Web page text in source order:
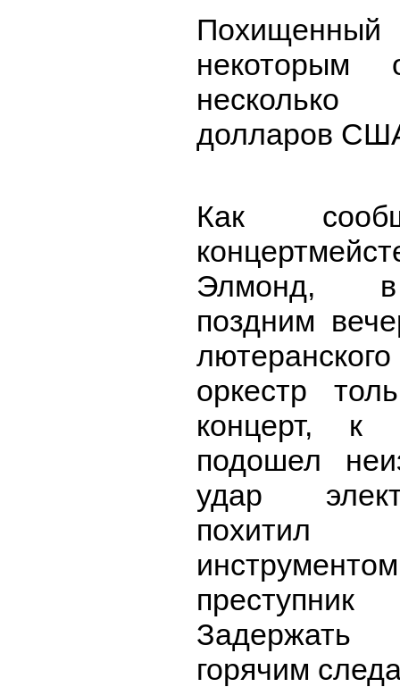
Похищенный
некоторым
долларов
Как
Элмонд, в
поздним
оркестр
концерт, к
подошел
удар
Задержать
горячим